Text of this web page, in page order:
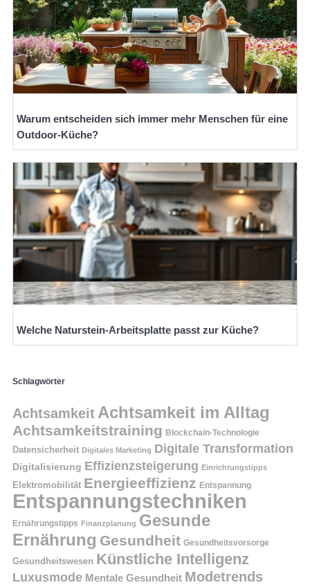
Warum entscheiden sich immer mehr Menschen für eine
Outdoor-Küche?
Welche Naturstein-Arbeitsplatte passt zur Küche?
Schlagwörter
Achtsamkeit Achtsamkeit im Alltag
Achtsamkeitstraining Blockchain-Technologie
Datensicherheit Digitales Marketing Digitale Transformation
Digitalisierung Effizienzsteigerung Einrichtungstipps
Elektromobilität Energieeffizienz Entspannung
Entspannungstechniken
Ernährungstipps Finanzplanung Gesunde
Ernährung Gesundheit Gesundheitsvorsorge
Gesundheitswesen Künstliche Intelligenz
Luxusmode Mentale Gesundheit Modetrends